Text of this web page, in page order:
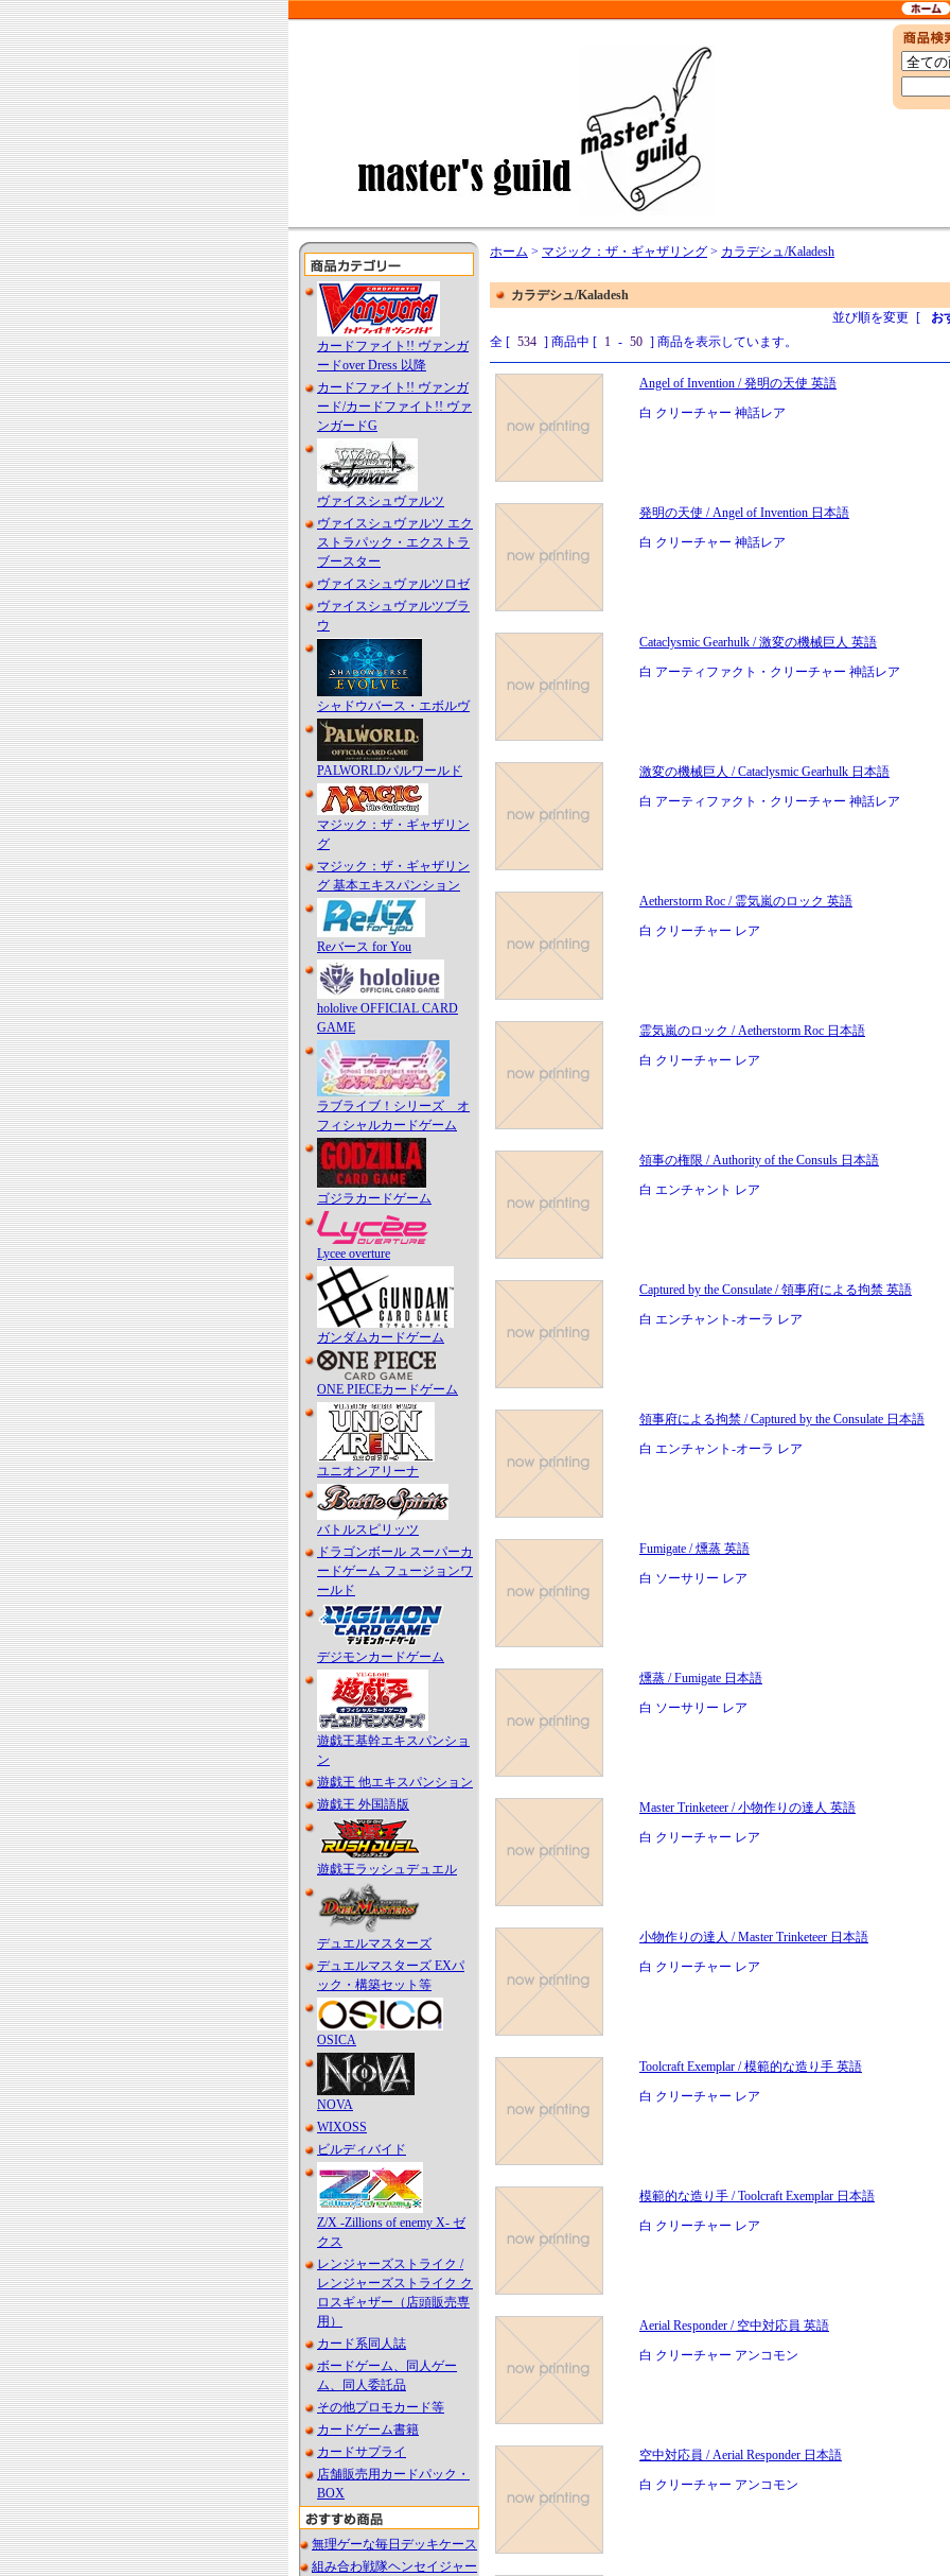
カードファイト!! ヴァンガ
ードover Dress 以降
カードファイト!! ヴァンガ
ード/カードファイト!! ヴァ
ンガードG
ヴァイスシュヴァルツ
ヴァイスシュヴァルツ エク
ストラパック・エクストラ
ブースター
ヴァイスシュヴァルツロゼ
ヴァイスシュヴァルツブラ
ウ
シャドウバース・エボルヴ
PALWORLDパルワールド
マジック：ザ・ギャザリン
グ
マジック：ザ・ギャザリン
グ 基本エキスパンション
Reバース for You
hololive OFFICIAL CARD
GAME
ラブライブ！シリーズ オ
フィシャルカードゲーム
ゴジラカードゲーム
Lycee overture
ガンダムカードゲーム
ONE PIECEカードゲーム
ユニオンアリーナ
バトルスピリッツ
ドラゴンボール スーパーカ
ードゲーム フュージョンワ
ールド
デジモンカードゲーム
遊戯王基幹エキスパンショ
ン
遊戯王 他エキスパンション
遊戯王 外国語版
遊戯王ラッシュデュエル
デュエルマスターズ
デュエルマスターズ EXパ
ック・構築セット等
OSICA
NOVA
WIXOSS
ビルディバイド
Z/X -Zillions of enemy X- ゼ
クス
レンジャーズストライク /
レンジャーズストライク ク
ロスギャザー（店頭販売専
用）
カード系同人誌
ボードゲーム、同人ゲー
ム、同人委託品
その他プロモカード等
カードゲーム書籍
カードサプライ
店舗販売用カードパック・
BOX
無理ゲーな毎日デッキケース
組み合わ戦隊ヘンセイジャー
ホーム > マジック：ザ・ギャザリング > カラデシュ/Kaladesh
カラデシュ/Kaladesh
並び順を変更 [ お
全 [ 534 ] 商品中 [ 1 - 50 ] 商品を表示しています。
Angel of Invention / 発明の天使 英語
白 クリーチャー 神話レア
発明の天使 / Angel of Invention 日本語
白 クリーチャー 神話レア
Cataclysmic Gearhulk / 激変の機械巨人 英語
白 アーティファクト・クリーチャー 神話レア
激変の機械巨人 / Cataclysmic Gearhulk 日本語
白 アーティファクト・クリーチャー 神話レア
Aetherstorm Roc / 霊気嵐のロック 英語
白 クリーチャー レア
霊気嵐のロック / Aetherstorm Roc 日本語
白 クリーチャー レア
領事の権限 / Authority of the Consuls 日本語
白 エンチャント レア
Captured by the Consulate / 領事府による拘禁 英語
白 エンチャント-オーラ レア
領事府による拘禁 / Captured by the Consulate 日本語
白 エンチャント-オーラ レア
Fumigate / 燻蒸 英語
白 ソーサリー レア
燻蒸 / Fumigate 日本語
白 ソーサリー レア
Master Trinketeer / 小物作りの達人 英語
白 クリーチャー レア
小物作りの達人 / Master Trinketeer 日本語
白 クリーチャー レア
Toolcraft Exemplar / 模範的な造り手 英語
白 クリーチャー レア
模範的な造り手 / Toolcraft Exemplar 日本語
白 クリーチャー レア
Aerial Responder / 空中対応員 英語
白 クリーチャー アンコモン
空中対応員 / Aerial Responder 日本語
白 クリーチャー アンコモン